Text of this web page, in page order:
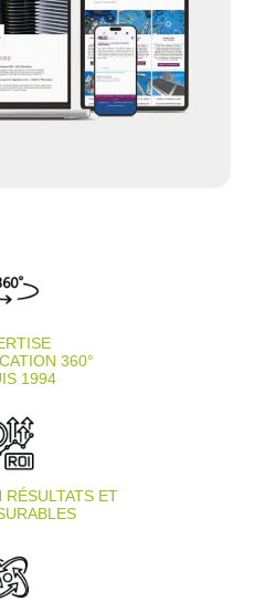
360°
1994
RÉSULTATS ET